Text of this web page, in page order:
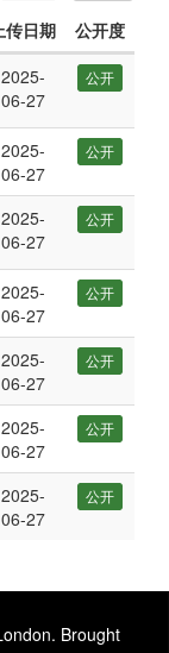
看
搜
结
果:
传日期
公开度
2025-
06-27
公开
2025-
06-27
公开
2025-
06-27
公开
2025-
06-27
公开
2025-
06-27
公开
2025-
06-27
公开
2025-
06-27
公开
Brought